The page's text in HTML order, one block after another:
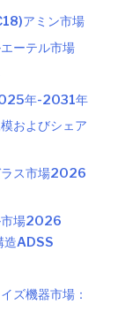
アミン市場
ーテル市場
年-2031年
およびシェア
ラス市場2026
市場2026
造ADSS
ズ機器市場：